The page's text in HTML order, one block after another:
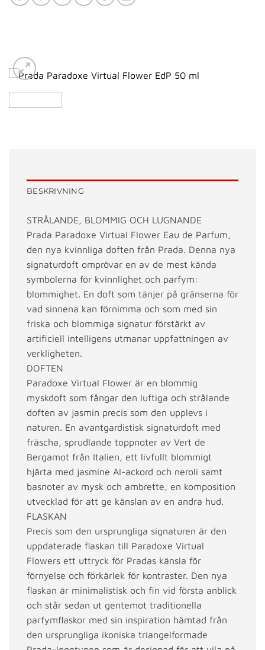
BESKRIVNING
STRÅLANDE, BLOMMIG OCH LUGNANDE
Prada Paradoxe Virtual Flower Eau de Parfum,
den nya kvinnliga doften från Prada. Denna nya
signaturdoft omprövar en av de mest kända
symbolerna för kvinnlighet och parfym:
blommighet. En doft som tänjer på gränserna för
vad sinnena kan förnimma och som med sin
friska och blommiga signatur förstärkt av
artificiell intelligens utmanar uppfattningen av
verkligheten.
DOFTEN
Paradoxe Virtual Flower är en blommig
myskdoft som fångar den luftiga och strålande
doften av jasmin precis som den upplevs i
naturen. En avantgardistisk signaturdoft med
fräscha, sprudlande toppnoter av Vert de
Bergamot från Italien, ett livfullt blommigt
hjärta med jasmine AI-ackord och neroli samt
basnoter av mysk och ambrette, en komposition
utvecklad för att ge känslan av en andra hud.
FLASKAN
Precis som den ursprungliga signaturen är den
uppdaterade flaskan till Paradoxe Virtual
Flowers ett uttryck för Pradas känsla för
förnyelse och förkärlek för kontraster. Den nya
flaskan är minimalistisk och fin vid första anblick
och står sedan ut gentemot traditionella
parfymflaskor med sin inspiration hämtad från
den ursprungliga ikoniska triangelformade